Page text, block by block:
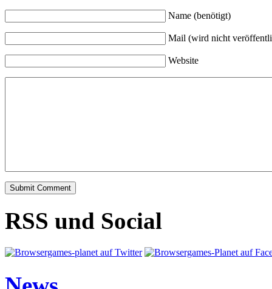
Name (benötigt)
Mail (wird nicht
Website
RSS und Social